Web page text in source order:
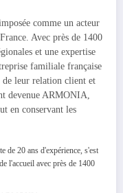
comme un acteur
Avec près de 1400
et une expertise
familiale française
de leur relation client et
devenue ARMONIA,
en conservant les
de 20 ans d'expérience, s'est
l'accueil avec près de 1400